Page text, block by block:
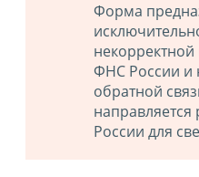
Форма
ФНС России и
обратной
России для